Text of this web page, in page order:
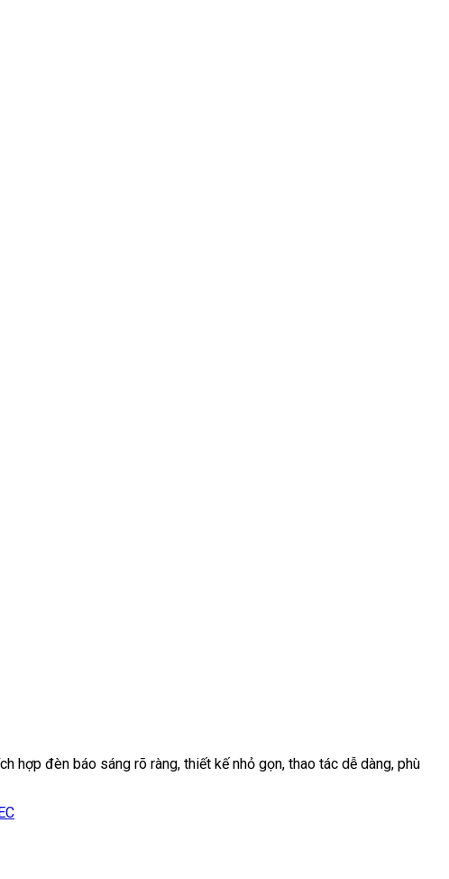
hợp đèn báo sáng rõ ràng, thiết kế nhỏ gọn, thao tác dễ dàng, phù